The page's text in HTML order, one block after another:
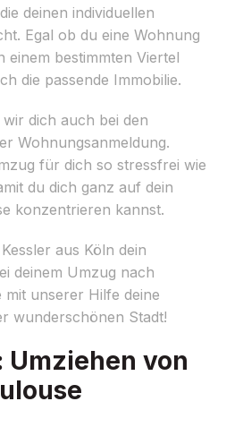
deinen individuellen
Egal ob du eine Wohnung
einem bestimmten Viertel
die passende Immobilie.
dich auch bei den
Wohnungsanmeldung.
für dich so stressfrei wie
du dich ganz auf dein
konzentrieren kannst.
aus Köln dein
deinem Umzug nach
unserer Hilfe deine
wunderschönen Stadt!
von